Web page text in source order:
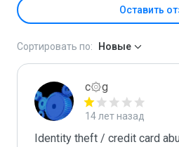
Оставить
Сортировать по: Новые
c۞g
14 лет назад
Identity theft / credit card